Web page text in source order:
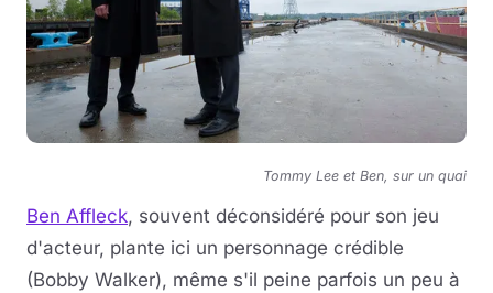
Tommy Lee et Ben, sur un quai
Ben Affleck, souvent déconsidéré pour son jeu
d'acteur, plante ici un personnage crédible
(Bobby Walker), même s'il peine parfois un peu à